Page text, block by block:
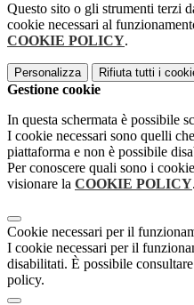
Questo sito o gli strumenti terzi
cookie necessari al
COOKIE POLICY.
Personalizza Rifiuta tutti i
Gestione cookie
In questa schermata è possibile
I cookie necessari sono quelli
piattaforma e non è possibile
Per conoscere quali sono i
visionare la COOKIE POLICY.
Cookie necessari per il
I cookie necessari per il
disabilitati. È possibile
policy.